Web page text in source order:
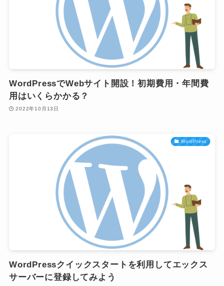
WordPressでWebサイト開設！初期費用・年間費
用はいくらかかる？
2022年10月13日
WordPress
WordPressクイックスタートを利用してエックス
サーバーに登録してみよう